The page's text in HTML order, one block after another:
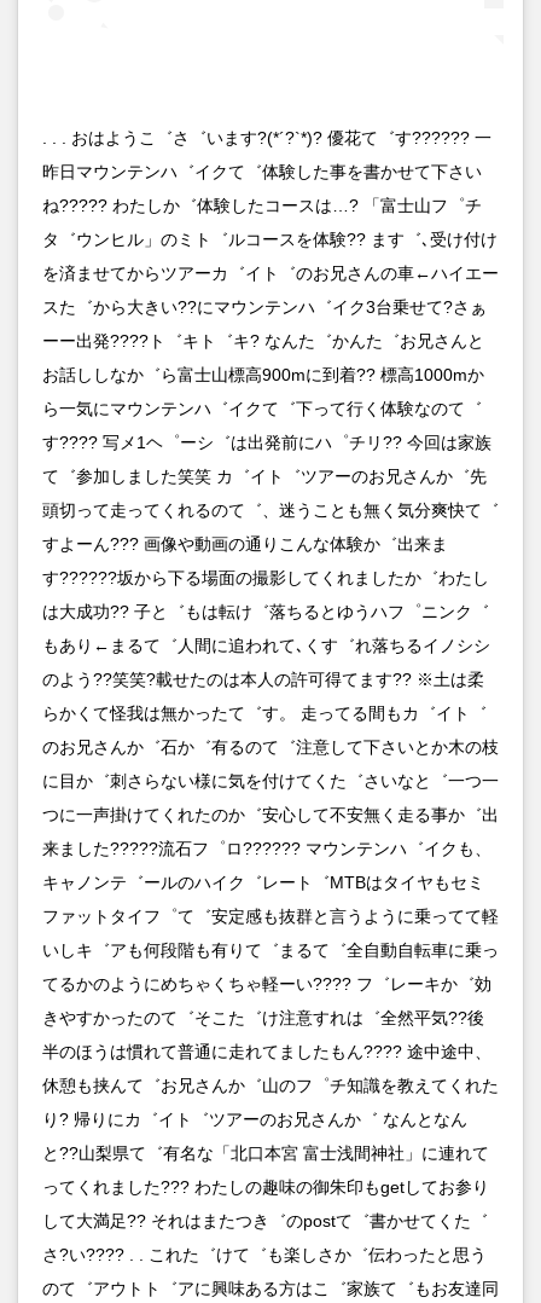
. . . おはようこ゛さ゛います?(*´?`*)? 優花て゛す?????? 一
昨日マウンテンハ゛イクて゛体験した事を書かせて下さい
ね????? わたしか゛体験したコースは…? 「富士山フ゜チ
タ゛ウンヒル」のミト゛ルコースを体験?? ます゛､受け付け
を済ませてからツアーカ゛イト゛のお兄さんの車←ハイエー
スた゛から大きい??にマウンテンハ゛イク3台乗せて?さぁ
ーー出発????ト゛キト゛キ? なんた゛かんた゛お兄さんと
お話ししなか゛ら富士山標高900mに到着?? 標高1000mか
ら一気にマウンテンハ゛イクて゛下って行く体験なのて゛
す???? 写メ1ヘ゜ーシ゛は出発前にハ゜チリ?? 今回は家族
て゛参加しました笑笑 カ゛イト゛ツアーのお兄さんか゛先
頭切って走ってくれるのて゛、迷うことも無く気分爽快て゛
すよーん??? 画像や動画の通りこんな体験か゛出来ま
す??????坂から下る場面の撮影してくれましたか゛わたし
は大成功?? 子と゛もは転け゛落ちるとゆうハフ゜ニンク゛
もあり←まるて゛人間に追われて､くす゛れ落ちるイノシシ
のよう??笑笑?載せたのは本人の許可得てます?? ※土は柔
らかくて怪我は無かったて゛す。 走ってる間もカ゛イト゛
のお兄さんか゛石か゛有るのて゛注意して下さいとか木の枝
に目か゛刺さらない様に気を付けてくた゛さいなと゛一つ一
つに一声掛けてくれたのか゛安心して不安無く走る事か゛出
来ました?????流石フ゜ロ?????? マウンテンハ゛イクも、
キャノンテ゛ールのハイク゛レート゛MTBはタイヤもセミ
ファットタイフ゜て゛安定感も抜群と言うように乗ってて軽
いしキ゛アも何段階も有りて゛まるて゛全自動自転車に乗っ
てるかのようにめちゃくちゃ軽ーい???? フ゛レーキか゛効
きやすかったのて゛そこた゛け注意すれは゛全然平気??後
半のほうは慣れて普通に走れてましたもん???? 途中途中、
休憩も挟んて゛お兄さんか゛山のフ゜チ知識を教えてくれた
り? 帰りにカ゛イト゛ツアーのお兄さんか゛ なんとなん
と??山梨県て゛有名な「北口本宮 富士浅間神社」に連れて
ってくれました??? わたしの趣味の御朱印もgetしてお参り
して大満足?? それはまたつき゛のpostて゛書かせてくた゛
さ?い???? . . これた゛けて゛も楽しさか゛伝わったと思う
のて゛アウトト゛アに興味ある方はこ゛家族て゛もお友達同